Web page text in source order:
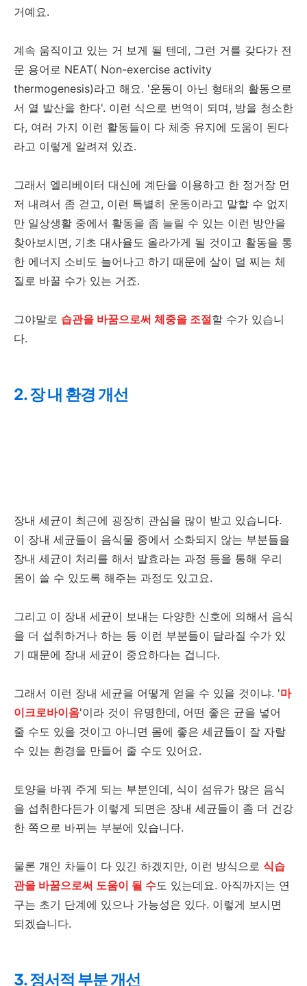
거예요.
계속 움직이고 있는 거 보게 될 텐데, 그런 거를 갖다가 전
문 용어로 NEAT( Non-exercise activity
thermogenesis)라고 해요. '운동이 아닌 형태의 활동으로
서 열 발산을 한다'. 이런 식으로 번역이 되며, 방을 청소한
다, 여러 가지 이런 활동들이 다 체중 유지에 도움이 된다
라고 이렇게 알려져 있죠.
그래서 엘리베이터 대신에 계단을 이용하고 한 정거장 먼
저 내려서 좀 걷고, 이런 특별히 운동이라고 말할 수 없지
만 일상생활 중에서 활동을 좀 늘릴 수 있는 이런 방안을
찾아보시면, 기초 대사율도 올라가게 될 것이고 활동을 통
한 에너지 소비도 늘어나고 하기 때문에 살이 덜 찌는 체
질로 바꿀 수가 있는 거죠.
그야말로 습관을 바꿈으로써 체중을 조절할 수가 있습니
다.
2. 장 내 환경 개선
장내 세균이 최근에 굉장히 관심을 많이 받고 있습니다.
이 장내 세균들이 음식물 중에서 소화되지 않는 부분들을
장내 세균이 처리를 해서 발효라는 과정 등을 통해 우리
몸이 쓸 수 있도록 해주는 과정도 있고요.
그리고 이 장내 세균이 보내는 다양한 신호에 의해서 음식
을 더 섭취하거나 하는 등 이런 부분들이 달라질 수가 있
기 때문에 장내 세균이 중요하다는 겁니다.
그래서 이런 장내 세균을 어떻게 얻을 수 있을 것이냐. '마
이크로바이옴'이라 것이 유명한데, 어떤 좋은 균을 넣어
줄 수도 있을 것이고 아니면 몸에 좋은 세균들이 잘 자랄
수 있는 환경을 만들어 줄 수도 있어요.
토양을 바꿔 주게 되는 부분인데, 식이 섬유가 많은 음식
을 섭취한다든가 이렇게 되면은 장내 세균들이 좀 더 건강
한 쪽으로 바뀌는 부분에 있습니다.
물론 개인 차들이 다 있긴 하겠지만, 이런 방식으로 식습
관을 바꿈으로써 도움이 될 수도 있는데요. 아직까지는 연
구는 초기 단계에 있으나 가능성은 있다. 이렇게 보시면
되겠습니다.
3. 정서적 부분 개선